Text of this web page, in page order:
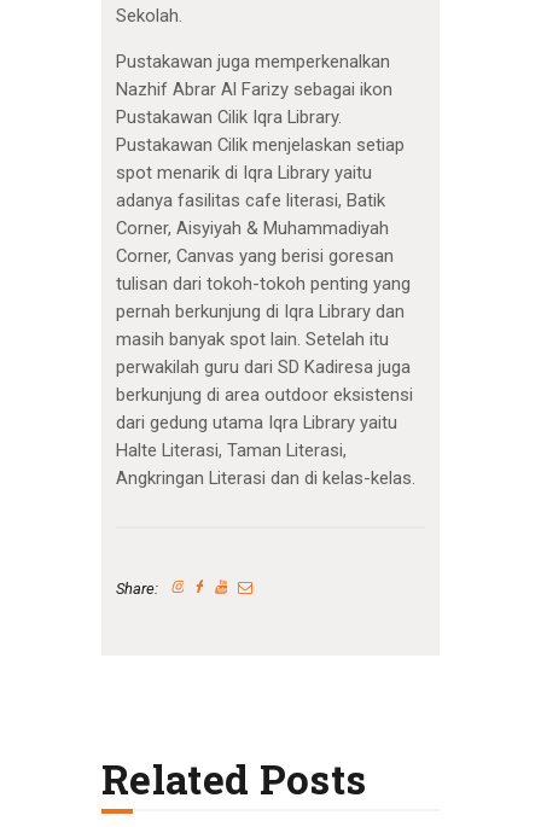
Sekolah.
Pustakawan juga memperkenalkan
Nazhif Abrar Al Farizy sebagai ikon
Pustakawan Cilik Iqra Library.
Pustakawan Cilik menjelaskan setiap
spot menarik di Iqra Library yaitu
adanya fasilitas cafe literasi, Batik
Corner, Aisyiyah & Muhammadiyah
Corner, Canvas yang berisi goresan
tulisan dari tokoh-tokoh penting yang
pernah berkunjung di Iqra Library dan
masih banyak spot lain. Setelah itu
perwakilah guru dari SD Kadiresa juga
berkunjung di area outdoor eksistensi
dari gedung utama Iqra Library yaitu
Halte Literasi, Taman Literasi,
Angkringan Literasi dan di kelas-kelas.
Share:
Related Posts